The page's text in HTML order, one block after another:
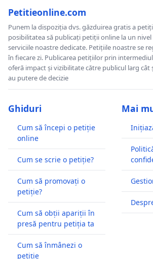
Petitieonline.com
Punem la dispoziția dvs. găzduirea gratis a
posibilitatea să publicați petiții online la un
serviciile noastre dedicate. Petițiile noastre se
în fiecare zi. Publicarea petițiilor prin
oferă impact și vizibilitate către publicul larg cât
au putere de decizie
Ghiduri
Cum să începi o petiție
online
Cum se scrie o petiție?
Cum să promovați o
petiție?
Cum să obții apariții în
presă pentru petiția ta
Cum să înmânezi o
petiție
Mai